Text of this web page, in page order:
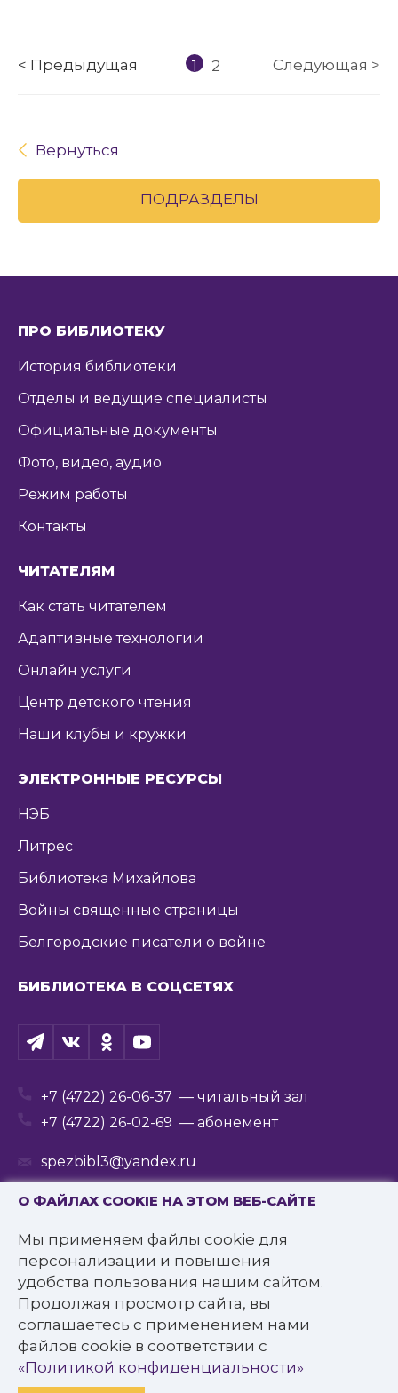
О ФАЙЛАХ COOKIE НА ЭТОМ ВЕБ-САЙТЕ
Мы применяем файлы cookie для
персонализации и повышения
удобства пользования нашим сайтом.
Продолжая просмотр сайта, вы
соглашаетесь с применением нами
файлов cookie в соответствии с
«Политикой конфиденциальности»
< Предыдущая 1 2 Следующая >
Вернуться
ПОДРАЗДЕЛЫ
ПРО БИБЛИОТЕКУ
История библиотеки
Отделы и ведущие специалисты
Официальные документы
Фото, видео, аудио
Режим работы
Контакты
ЧИТАТЕЛЯМ
Как стать читателем
Адаптивные технологии
Онлайн услуги
Центр детского чтения
Наши клубы и кружки
ЭЛЕКТРОННЫЕ РЕСУРСЫ
НЭБ
Литрес
Библиотека Михайлова
Войны священные страницы
Белгородские писатели о войне
БИБЛИОТЕКА В СОЦСЕТЯХ
+7 (4722) 26-06-37 — читальный зал
+7 (4722) 26-02-69 — абонемент
spezbibl3@yandex.ru
© 2016—2022 Государственное бюджетное
учреждение культуры
«Белгородская государственная специальная
библиотека для слепых им. В.Я. Ерошенко».
Все права защищены.
Политика конфиденциальности